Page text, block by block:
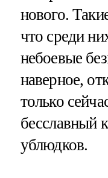
нового.
что среди
небоевые
наверное,
только
бесславный
ублюдков.